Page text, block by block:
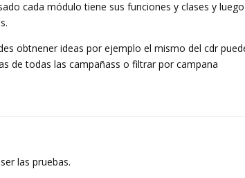
cada módulo tiene sus funciones y clases y luego
obtnener ideas por ejemplo el mismo del cdr
de todas las campañass o filtrar por campana
las pruebas.